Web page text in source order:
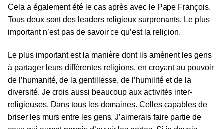
Cela a également été le cas après avec le Pape François.
Tous deux sont des leaders religieux surprenants. Le plus
important n’est pas de savoir ce qu’est la religion.
Le plus important est la manière dont ils amènent les gens
à partager leurs différentes religions, en croyant au pouvoir
de l’humanité, de la gentillesse, de l’humilité et de la
diversité. Je crois aussi beaucoup aux activités inter-
religieuses. Dans tous les domaines. Celles capables de
briser les murs entre les gens. J’aimerais faire partie de